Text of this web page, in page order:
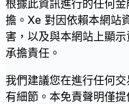
根據此資訊進行的任何
擔。Xe 對因依賴本網站
害，以及與本網站上顯
承擔責任。
我們建議您在進行任何
有細節。本免責聲明僅